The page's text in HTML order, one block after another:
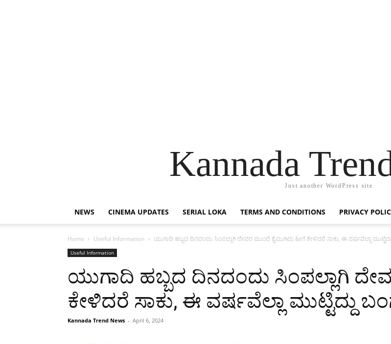
Kannada
Just another WordPress site
NEWS CINEMA UPDATES SERIAL LOKA TERMS AND CONDITIONS PRIVACY
Home Useful Information ಯುಗಾದಿ ಹಬ್ಬದ ದಿನದಂದು ಸಿಂಪಲ್ಲಾಗಿ ದೇವರ ಮುಂದೆ ಕೈಮುಗಿದು ಹೀಗೆ ಕೇಳಿದರೆ ಸಾಕು, ಈ ವರ್ಷವೆಲ್ಲಾ
Useful Information
ಯುಗಾದಿ ಹಬ್ಬದ ದಿನದಂದು ಸಿಂಪಲ್ಲಾಗಿ
ಕೇಳಿದರೆ ಸಾಕು, ಈ ವರ್ಷವೆಲ್ಲಾ ಮುಟ್ಟಿದ್ದು
Kannada Trend News - April 6, 2024